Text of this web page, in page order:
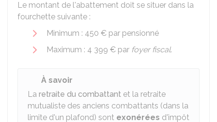
Le montant de l'abattement doit se situer dans la
fourchette suivante :
Minimum : 450 € par pensionné
Maximum : 4 399 € par foyer fiscal.
À savoir
La retraite du combattant et la retraite
mutualiste des anciens combattants (dans la
limite d'un plafond) sont exonérées d'impôt